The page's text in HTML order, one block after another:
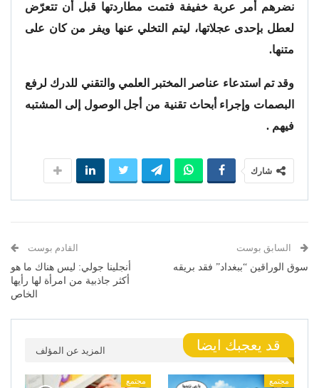
نضرهم أمر عربة خفيفة فتمت مطاردتها قبل أن تتعرّض
لعطل بإحدى عجلاتها، ليتم التخلي عنها ويفر من كان على
متنها.
وقد تم استدعاء عناصر المختبر العلمي والتقني للدرك لرفع
البصمات وإجراء أبحاث تقنية من أجل الوصول إلى المشتبه
فيهم .
شارك
السابق بوست
سوق الوراقين “ببغداد” فقد بريقه
القادم بوست
أنجلينا جولي: ليس هناك ما هو
أكثر جاذبية من امرأة لها رأيها
الخاص
قد يعجبك ايضا المزيد عن المؤلف
مجتمع مجتمع